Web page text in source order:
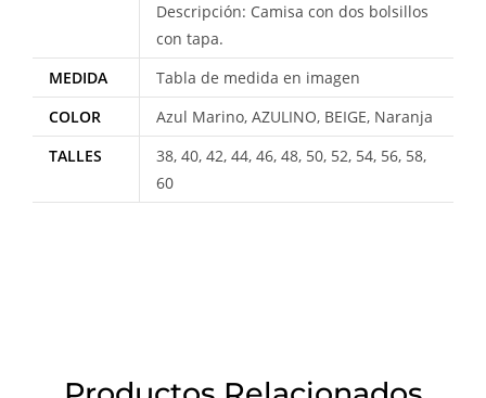
Descripción: Camisa con dos bolsillos
con tapa.
MEDIDA
Tabla de medida en imagen
COLOR
Azul Marino, AZULINO, BEIGE, Naranja
TALLES
38, 40, 42, 44, 46, 48, 50, 52, 54, 56, 58,
60